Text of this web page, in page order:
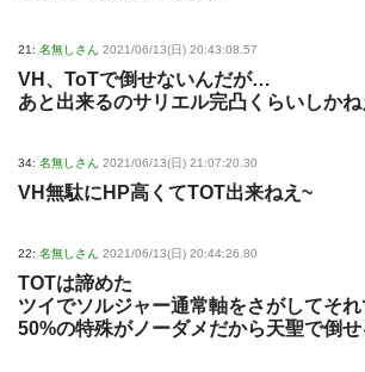
21: 名無しさん 2021/06/13(日) 20:43:08.57
VH、ToTで倒せないんだが…
あと出来るのサリエル完凸くらいしか
34: 名無しさん 2021/06/13(日) 21:07:20.30
VH無駄にHP高くてTOT出来ねえ~
22: 名無しさん 2021/06/13(日) 20:44:26.80
TOTは諦めた
ツイでソルジャー通常軸をさがしてそ
50%の特殊がノーダメだから天聖で倒せ